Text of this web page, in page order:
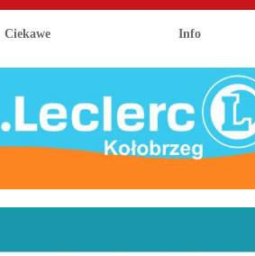
Ciekawe Info